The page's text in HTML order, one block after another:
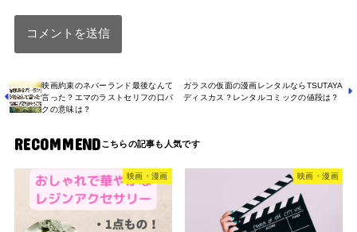
映画約束のネバーランド最後なんて
言った？エマのラストセリフの口パ
クの意味は？
ガラスの仮面の漫画レンタルならTSUTAYA
ディスカス？レンタルコミックの値段は？
RECOMMEND
映画・漫画 映画・漫画